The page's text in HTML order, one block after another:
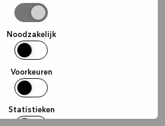
Noodzakelijk
Voorkeuren
Statistieken